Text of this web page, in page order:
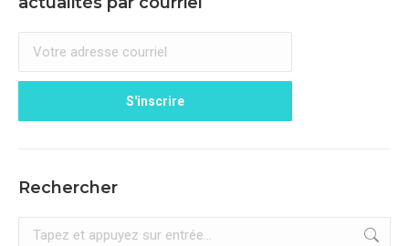
Rechercher
Recherche